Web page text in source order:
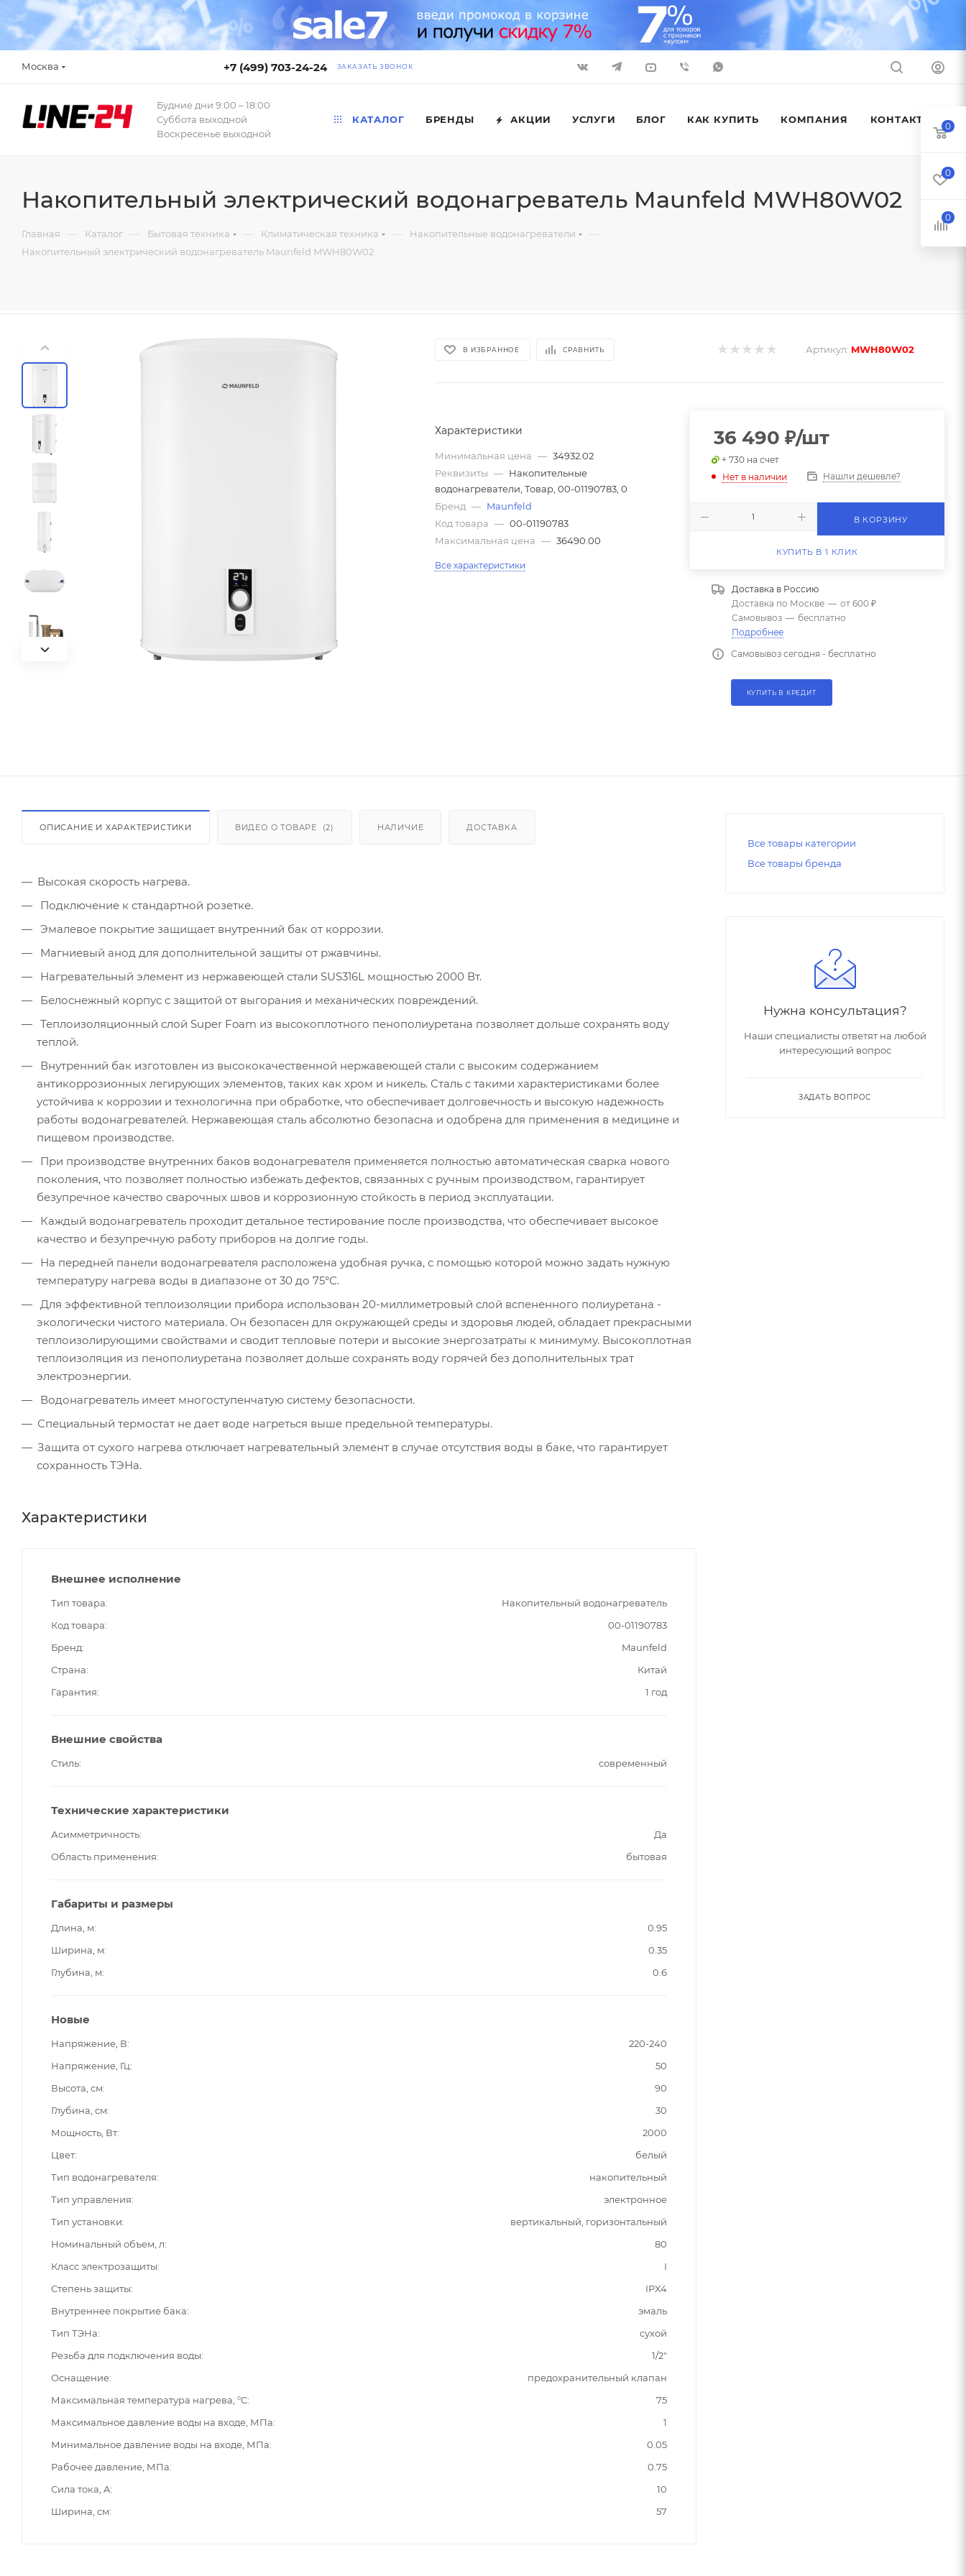
Москва +7 (499) 703-24-24 ЗАКАЗАТЬ ЗВОНОК
Будние дни 9:00 – 18:00
Суббота выходной
Воскресенье выходной
КАТАЛОГ БРЕНДЫ АКЦИИ УСЛУГИ БЛОГ КАК КУПИТЬ КОМПАНИЯ КОНТАКТЫ
Накопительный электрический водонагреватель Maunfeld MWH80W02
Главная — Каталог — Бытовая техника — Климатическая техника — Накопительные водонагреватели —
Накопительный электрический водонагреватель Maunfeld MWH80W02
В ИЗБРАННОЕ СРАВНИТЬ Артикул: MWH80W02
Характеристики
Минимальная цена — 34932.02
Реквизиты — Накопительные
водонагреватели, Товар, 00-01190783, 0
Бренд — Maunfeld
Код товара — 00-01190783
Максимальная цена — 36490.00
Все характеристики
36 490 ₽/шт
+ 730 на счет
Нет в наличии
Нашли дешевле?
В КОРЗИНУ
КУПИТЬ В 1 КЛИК
Доставка в Россию
Доставка по Москве — от 600 ₽
Самовывоз — бесплатно
Подробнее
Самовывоз сегодня - бесплатно
КУПИТЬ В КРЕДИТ
ОПИСАНИЕ И ХАРАКТЕРИСТИКИ ВИДЕО О ТОВАРЕ (2) НАЛИЧИЕ ДОСТАВКА
Высокая скорость нагрева.
Подключение к стандартной розетке.
Эмалевое покрытие защищает внутренний бак от коррозии.
Магниевый анод для дополнительной защиты от ржавчины.
Нагревательный элемент из нержавеющей стали SUS316L мощностью 2000 Вт.
Белоснежный корпус с защитой от выгорания и механических повреждений.
Теплоизоляционный слой Super Foam из высокоплотного пенополиуретана позволяет дольше сохранять воду
теплой.
Внутренний бак изготовлен из высококачественной нержавеющей стали с высоким содержанием
антикоррозионных легирующих элементов, таких как хром и никель. Сталь с такими характеристиками более
устойчива к коррозии и технологична при обработке, что обеспечивает долговечность и высокую надежность
работы водонагревателей. Нержавеющая сталь абсолютно безопасна и одобрена для применения в медицине и
пищевом производстве.
При производстве внутренних баков водонагревателя применяется полностью автоматическая сварка нового
поколения, что позволяет полностью избежать дефектов, связанных с ручным производством, гарантирует
безупречное качество сварочных швов и коррозионную стойкость в период эксплуатации.
Каждый водонагреватель проходит детальное тестирование после производства, что обеспечивает высокое
качество и безупречную работу приборов на долгие годы.
На передней панели водонагревателя расположена удобная ручка, с помощью которой можно задать нужную
температуру нагрева воды в диапазоне от 30 до 75°С.
Для эффективной теплоизоляции прибора использован 20-миллиметровый слой вспененного полиуретана -
экологически чистого материала. Он безопасен для окружающей среды и здоровья людей, обладает прекрасными
теплоизолирующими свойствами и сводит тепловые потери и высокие энергозатраты к минимуму. Высокоплотная
теплоизоляция из пенополиуретана позволяет дольше сохранять воду горячей без дополнительных трат
электроэнергии.
Водонагреватель имеет многоступенчатую систему безопасности.
Специальный термостат не дает воде нагреться выше предельной температуры.
Защита от сухого нагрева отключает нагревательный элемент в случае отсутствия воды в баке, что гарантирует
сохранность ТЭНа.
Характеристики
Внешнее исполнение
Тип товара
Накопительный водонагреватель
Код товара
00-01190783
Бренд
Maunfeld
Страна
Китай
Гарантия
1 год
Внешние свойства
Стиль современный
Технические характеристики
Асимметричность
Да
Область применения
бытовая
Габариты и размеры
Длина, м
0.95
Ширина, м
0.35
Глубина, м
0.6
Новые
Напряжение, В
220-240
Напряжение, Гц
50
Высота, см
90
Глубина, см
30
Мощность, Вт
2000
Цвет
белый
Тип водонагревателя
накопительный
Тип управления
электронное
Тип установки
вертикальный, горизонтальный
Номинальный объем, л
80
Класс электрозащиты
I
Степень защиты
IPX4
Внутреннее покрытие бака
эмаль
Тип ТЭНа
сухой
Резьба для подключения воды
1/2"
Оснащение
предохранительный клапан
Максимальная температура нагрева, °C
75
Максимальное давление воды на входе, МПа
1
Минимальное давление воды на входе, МПа
0.05
Рабочее давление, МПа
0.75
Сила тока, A
10
Ширина, см
57
Все товары категории
Все товары бренда
Нужна консультация?
Наши специалисты ответят на любой
интересующий вопрос
ЗАДАТЬ ВОПРОС
0
0
0